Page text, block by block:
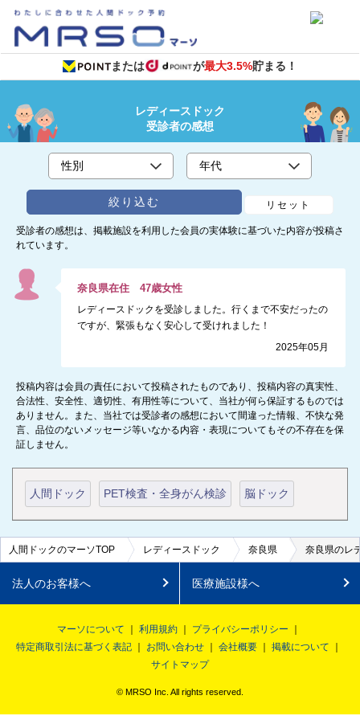
または が最大3.5%貯まる！
レディースドック
受診者の感想
絞り込む リセット
受診者の感想は、掲載施設を利用した会員の実体験に基づいた内容が投稿さ
れています。
奈良県在住47歳女性
レディースドックを受診しました。行くまで不安だったの
ですが、緊張もなく安心して受けれました！
2025年05月
投稿内容は会員の責任において投稿されたものであり、投稿内容の真実性、
合法性、安全性、適切性、有用性等について、当社が何ら保証するものでは
ありません。また、当社では受診者の感想において間違った情報、不快な発
言、品位のないメッセージ等いなかる内容・表現についてもその不存在を保
証しません。
人間ドック PET検査・全身がん検診 脳ドック
人間ドックのマーソTOP レディースドック 奈良県 奈良県のレ
法人のお客様へ 医療施設様へ
マーソについて 利用規約
プライバシーポリシー
特定商取引法に基づく表記
お問い合わせ 会社概要
掲載について
サイトマップ
© MRSO Inc. All rights reserved.